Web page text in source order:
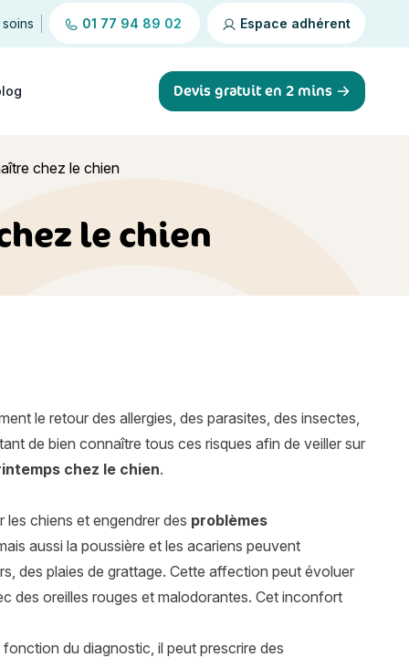
01 77 94 89 02 Espace adhérent
Devis gratuit en 2 mins
chez le chien
le chien
le retour des allergies, des parasites, des insectes,
de bien connaître tous ces risques afin de veiller sur
chez le chien.
chiens et engendrer des problèmes
aussi la poussière et les acariens peuvent
des plaies de grattage. Cette affection peut évoluer
des oreilles rouges et malodorantes. Cet inconfort
du diagnostic, il peut prescrire des